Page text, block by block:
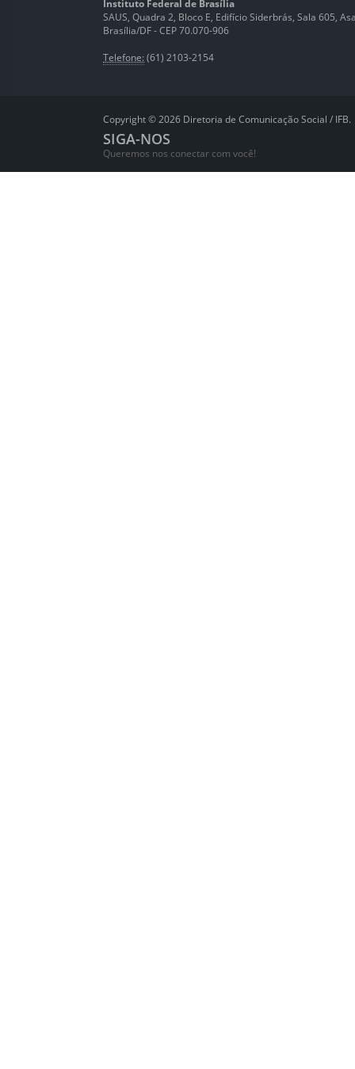
Instituto Federal de Brasília
SAUS, Quadra 2, Bloco E, Edifício Siderbrás, Sala 605,
Brasília/DF - CEP 70.070-906
Telefone: (61) 2103-2154
Copyright © 2026 Diretoria de Comunicação Social / IFB.
SIGA-NOS
Queremos nos conectar com você!